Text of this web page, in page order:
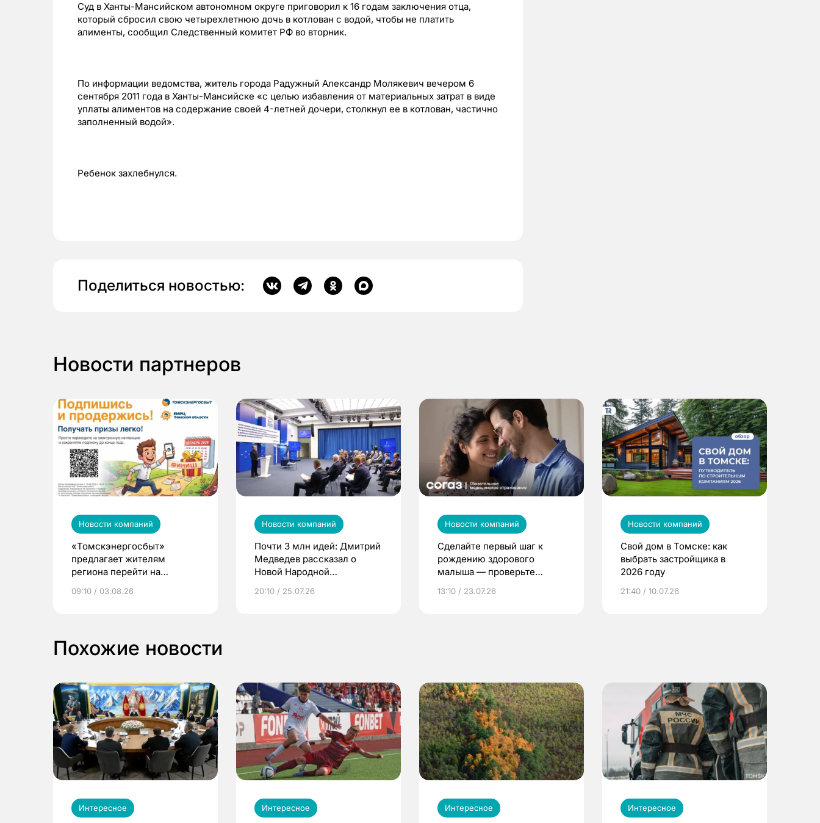
Суд в Ханты-Мансийском автономном округе приговорил к 16 годам заключения отца,
который сбросил свою четырехлетнюю дочь в котлован с водой, чтобы не платить
алименты, сообщил Следственный комитет РФ во вторник.
По информации ведомства, житель города Радужный Александр Молякевич вечером 6
сентября 2011 года в Ханты-Мансийске «с целью избавления от материальных затрат в виде
уплаты алиментов на содержание своей 4-летней дочери, столкнул ее в котлован, частично
заполненный водой».
Ребенок захлебнулся.
Поделиться новостью:
Новости партнеров
Новости компаний
«Томскэнергосбыт»
предлагает жителям
региона перейти на
выиграть призы
09:10 / 03.08.26
Новости компаний
Почти 3 млн идей: Дмитрий
Медведев рассказал о
Новой Народной
20:10 / 25.07.26
Новости компаний
Сделайте первый шаг к
рождению здорового
малыша — проверьте
по ОМС!
13:10 / 23.07.26
Новости компаний
Свой дом в Томске: как
выбрать застройщика в
2026 году
21:40 / 10.07.26
Похожие новости
Интересное Интересное Интересное Интересное